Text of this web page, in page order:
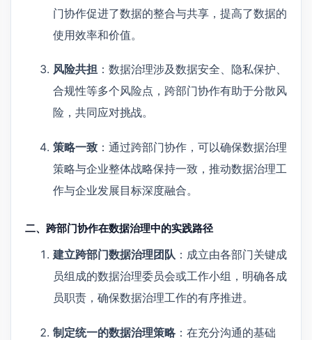
门协作促进了数据的整合与共享，提高了数据的
使用效率和价值。
风险共担 ：数据治理涉及数据安全、隐私保护、
合规性等多个风险点，跨部门协作有助于分散风
险，共同应对挑战。
策略一致 ：通过跨部门协作，可以确保数据治理
策略与企业整体战略保持一致，推动数据治理工
作与企业发展目标深度融合。
二、跨部门协作在数据治理中的实践路径
建立跨部门数据治理团队 ：成立由各部门关键成
员组成的数据治理委员会或工作小组，明确各成
员职责，确保数据治理工作的有序推进。
制定统一的数据治理策略：在充分沟通的基础